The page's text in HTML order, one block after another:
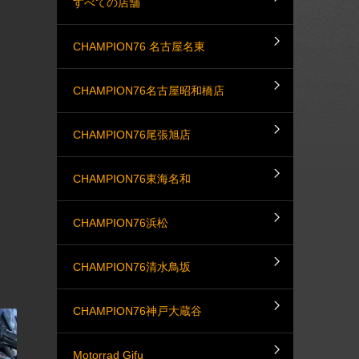
CHAMPION76 名古屋名東
CHAMPION76名古屋昭和橋店
CHAMPION76尾張旭店
CHAMPION76東海名和
CHAMPION76浜松
CHAMPION76清水鳥坂
CHAMPION76神戸大蔵谷
Motorrad Gifu